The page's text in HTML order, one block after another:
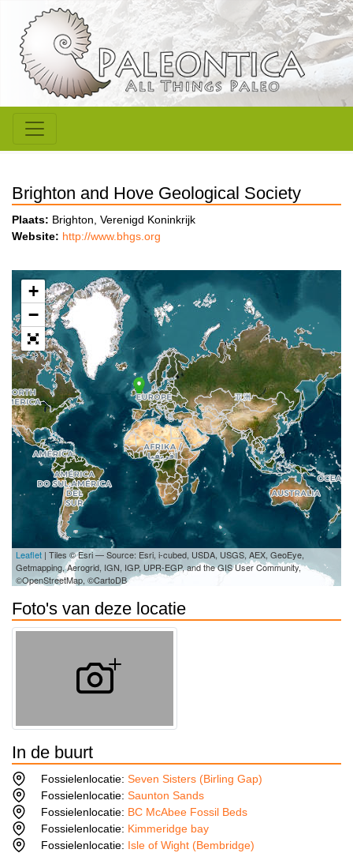
Brighton and Hove Geological Society
Plaats: Brighton, Verenigd Koninkrijk
Website: http://www.bhgs.org
+
−
Leaflet | Tiles © Esri — Source: Esri, i-cubed, USDA, USGS, AEX, GeoEye,
Getmapping, Aerogrid, IGN, IGP, UPR-EGP, and the GIS User Community,
©OpenStreetMap, ©CartoDB
Foto's van deze locatie
In de buurt
Fossielenlocatie:Seven Sisters (Birling Gap)
Fossielenlocatie:Saunton Sands
Fossielenlocatie: BC McAbee Fossil Beds
Fossielenlocatie: Kimmeridge bay
Fossielenlocatie: Isle of Wight (Bembridge)